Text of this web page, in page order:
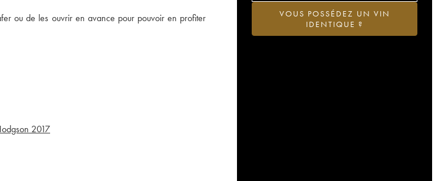
ou de les ouvrir en avance pour pouvoir en profiter
VOUS POSSÉDEZ UN VIN
IDENTIQUE ?
2017